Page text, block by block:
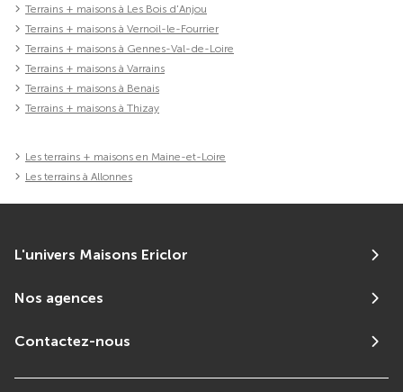
Terrains + maisons à Les Bois d'Anjou
Terrains + maisons à Vernoil-le-Fourrier
Terrains + maisons à Gennes-Val-de-Loire
Terrains + maisons à Varrains
Terrains + maisons à Benais
Terrains + maisons à Thizay
Les terrains + maisons en Maine-et-Loire
Les terrains à Allonnes
L'univers Maisons Ericlor
Nos agences
Contactez-nous